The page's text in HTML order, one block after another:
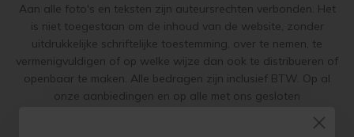
Aan alle foto's en teksten zijn auteursrechten verbonden. Het
is niet toegestaan om de inhoud van de website, zonder
uitdrukkelijke schriftelijke toestemming, over te nemen, te
vermenigvuldigen of op welke wijze dan ook te distribueren of
openbaar te maken. Alle bedragen zijn inclusief BTW. Op al
onze aanbiedingen en op alle met ons gesloten
en de